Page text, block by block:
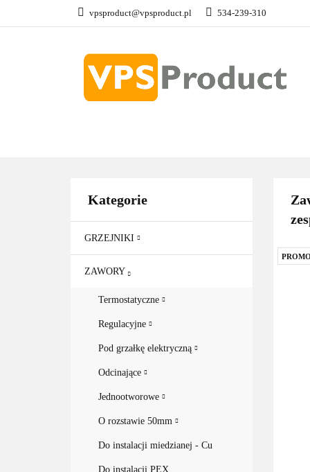
vpsproduct@vpsproduct.pl 534-239-310
GRZEJNIKI
Kategorie
GRZEJNIKI
ZAWORY
Termostatyczne
Regulacyjne
Pod grzałkę elektryczną
Odcinające
Jednootworowe
O rozstawie 50mm
Do instalacji miedzianej - Cu
Do instalacji PEX